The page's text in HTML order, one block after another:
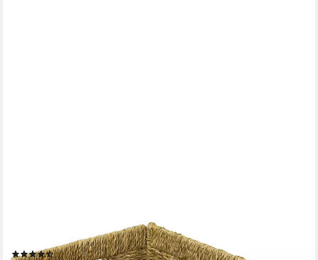
Regalkorb Aufbewahrungskorb passend für Billy Regal, Korb,
geflochten aus Seegras mit drei Griffen, 35 x 25 x 20 cm, Natur
(5)